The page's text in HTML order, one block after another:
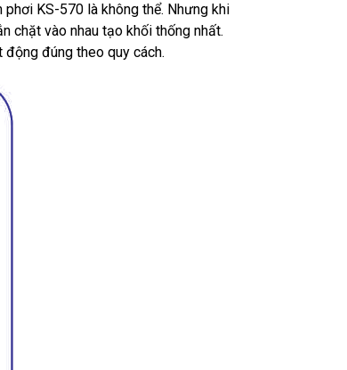
KS-570 là không thể. Nhưng khi
chặt vào nhau tạo khối thống nhất.
đúng theo quy cách.